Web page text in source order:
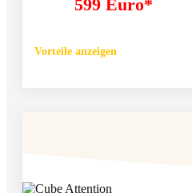
599 Euro*
Vorteile anzeigen